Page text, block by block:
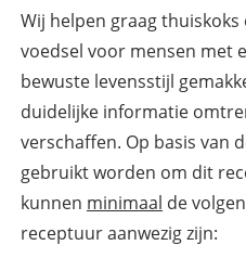
Wij helpen graag
voedsel voor mensen met
bewuste levensstijl
duidelijke informatie
verschaffen. Op basis van
gebruikt worden om dit
kunnen minimaal de
receptuur aanwezig zijn: